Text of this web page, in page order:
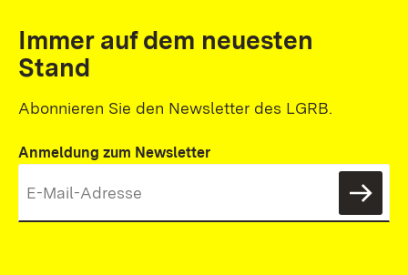
Immer auf dem neuesten
Stand
Abonnieren Sie den Newsletter des LGRB.
Anmeldung zum Newsletter